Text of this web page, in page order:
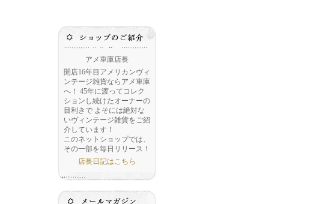
アメ車庫店長
開店16年目アメリカンヴィ
ンテージ雑貨ならアメ車庫
へ！ 45年に渡ってコレク
ションし続けたオーナーの
目利きで よそには絶対な
いヴィンテージ雑貨をご紹
介しています！
このネットショップでは、
その一部を毎日リリース！
店長日記はこちら